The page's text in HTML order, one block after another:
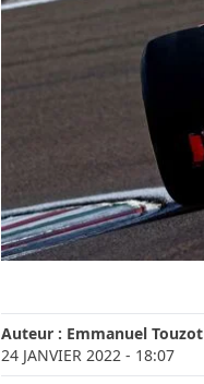
Auteur : Emmanuel Touzot
24 JANVIER 2022 - 18:07